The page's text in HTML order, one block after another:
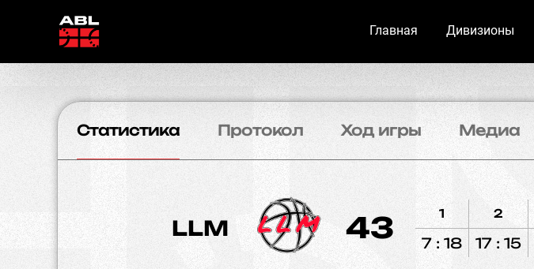
Главная Дивизионы
Статистика Протокол Ход игры Медиа
LLM 43 1
7 : 18
2
17 : 15